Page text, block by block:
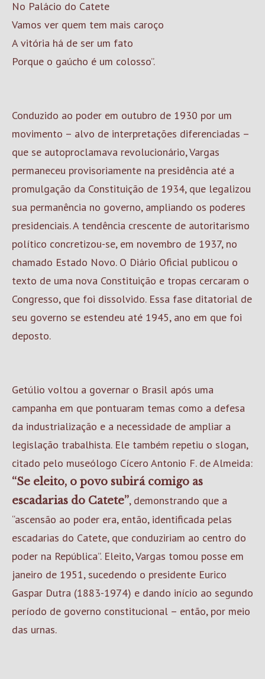
No Palácio do Catete
Vamos ver quem tem mais caroço
A vitória há de ser um fato
Porque o gaúcho é um colosso”.
Conduzido ao poder em outubro de 1930 por um
movimento – alvo de interpretações diferenciadas –
que se autoproclamava revolucionário, Vargas
permaneceu provisoriamente na presidência até a
promulgação da Constituição de 1934, que legalizou
sua permanência no governo, ampliando os poderes
presidenciais. A tendência crescente de autoritarismo
político concretizou-se, em novembro de 1937, no
chamado Estado Novo. O Diário Oficial publicou o
texto de uma nova Constituição e tropas cercaram o
Congresso, que foi dissolvido. Essa fase ditatorial de
seu governo se estendeu até 1945, ano em que foi
deposto.
Getúlio voltou a governar o Brasil após uma
campanha em que pontuaram temas como a defesa
da industrialização e a necessidade de ampliar a
legislação trabalhista. Ele também repetiu o slogan,
citado pelo museólogo Cícero Antonio F. de Almeida:
“Se eleito, o povo subirá comigo as
escadarias do Catete”, demonstrando que a
“ascensão ao poder era, então, identificada pelas
escadarias do Catete, que conduziriam ao centro do
poder na República”. Eleito, Vargas tomou posse em
janeiro de 1951, sucedendo o presidente Eurico
Gaspar Dutra (1883-1974) e dando início ao segundo
período de governo constitucional – então, por meio
das urnas.